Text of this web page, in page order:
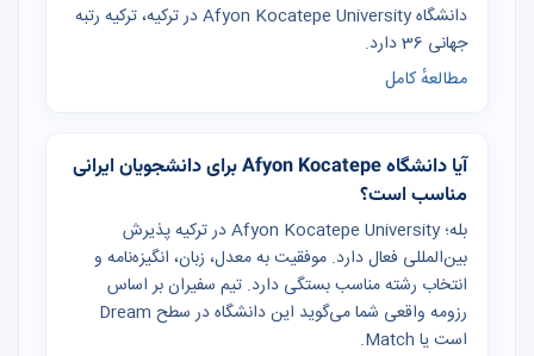
دانشگاه Afyon Kocatepe University در ترکیه، ترکیه رتبه
جهانی 36 دارد.
مطالعهٔ کامل
آیا دانشگاه Afyon Kocatepe برای دانشجویان ایرانی
مناسب است؟
بله؛ Afyon Kocatepe University در ترکیه پذیرش
بین‌المللی فعال دارد. موفقیت به معدل، زبان، انگیزه‌نامه و
انتخاب رشته مناسب بستگی دارد. تیم سفیران بر اساس
رزومه واقعی شما می‌گوید این دانشگاه در سطح Dream
است یا Match.